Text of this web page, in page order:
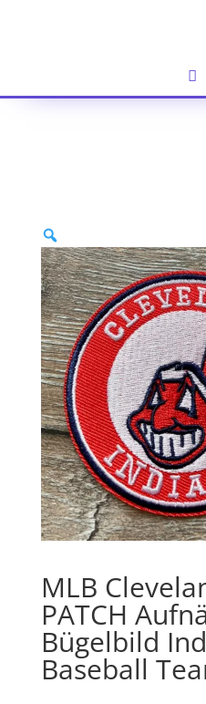
MLB
PATCH
Bügelbild
Baseball